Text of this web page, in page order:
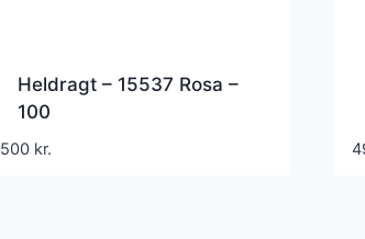
Heldragt – 15537 Rosa –
100
500 kr.